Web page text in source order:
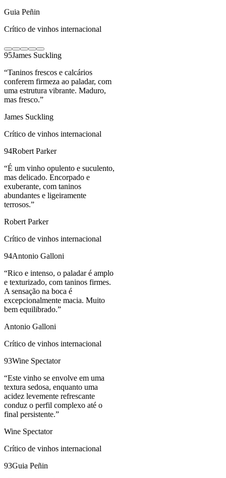
Guia Peñin
Crítico de vinhos internacional
95James Suckling
“Taninos frescos e calcários
conferem firmeza ao paladar, com
uma estrutura vibrante. Maduro,
mas fresco.”
James Suckling
Crítico de vinhos internacional
94Robert Parker
“É um vinho opulento e suculento,
mas delicado. Encorpado e
exuberante, com taninos
abundantes e ligeiramente
terrosos.”
Robert Parker
Crítico de vinhos internacional
94Antonio Galloni
“Rico e intenso, o paladar é amplo
e texturizado, com taninos firmes.
A sensação na boca é
excepcionalmente macia. Muito
bem equilibrado.”
Antonio Galloni
Crítico de vinhos internacional
93Wine Spectator
“Este vinho se envolve em uma
textura sedosa, enquanto uma
acidez levemente refrescante
conduz o perfil complexo até o
final persistente.”
Wine Spectator
Crítico de vinhos internacional
93Guia Peñin